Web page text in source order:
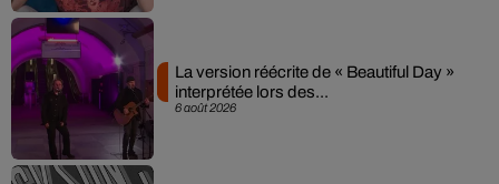
6 août 2026
La version réécrite de « Beautiful Day »
interprétée lors des...